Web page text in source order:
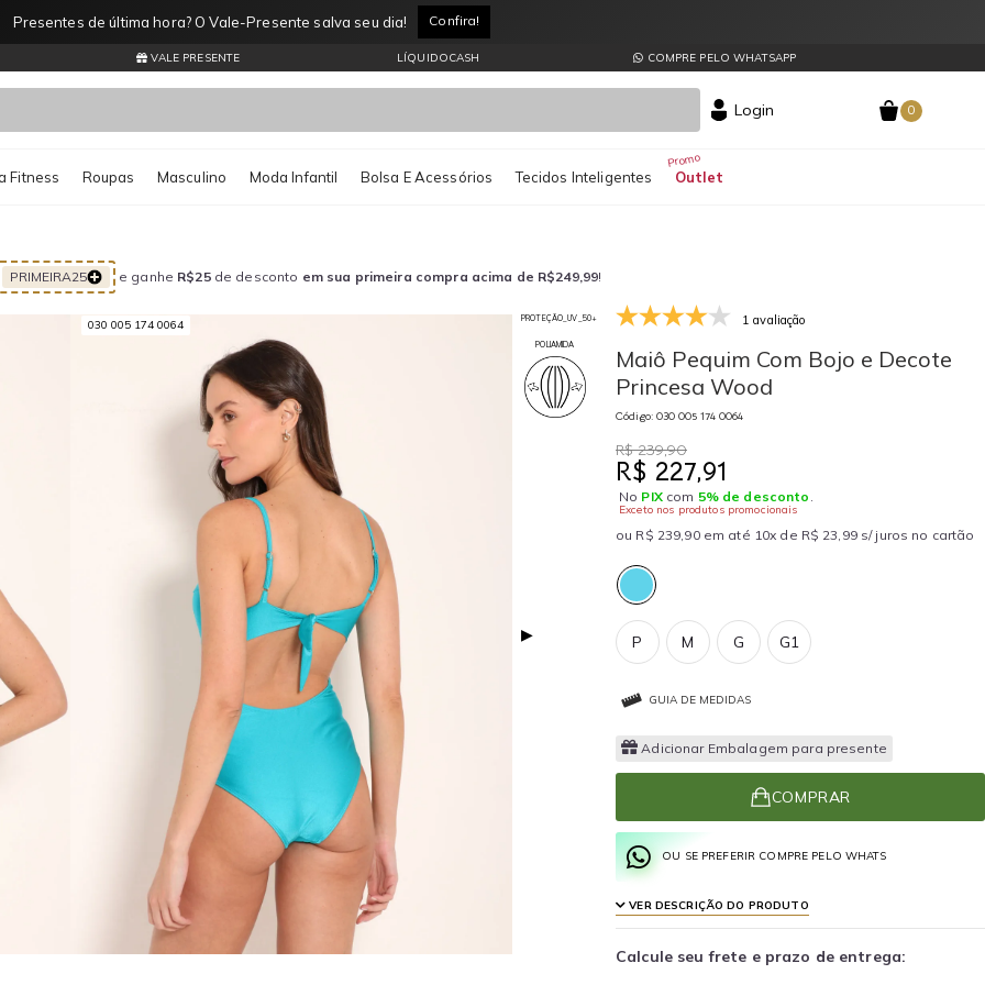
Entrega Expressa por apenas R$11,99* Consulte regiões atendidas
VALE PRESENTE LÍQUIDOCASH COMPRE PELO WHATSAPP
Login 0
Bolsa E Acessórios
Masculino Moda Infantil
Roupas
Fitness Outlet
Tecidos Inteligentes
PRIMEIRA25 e ganhe R$25de desconto em sua primeira compra acima de R$249,99!
030 005 174 0064 030 005 174 0064
▶
1 avaliação
PROTEÇÃO_UV_50+
POLIAMIDA
Maiô Pequim Com Bojo e Decote
Princesa Wood
Código: 030 005 174 0064
R$ 239,90
R$ 227,91
No PIXcom 5% de desconto .
Exceto nos produtos promocionais
ou R$ 239,90 em até 10x de R$ 23,99 s/ juros no cartão
G1
P M G
GUIA DE MEDIDAS
Adicionar Embalagem para presente
COMPRAR
OU SE PREFERIR COMPRE PELO WHATS
VER DESCRIÇÃO DO PRODUTO
Calcule seu frete e prazo de entrega: